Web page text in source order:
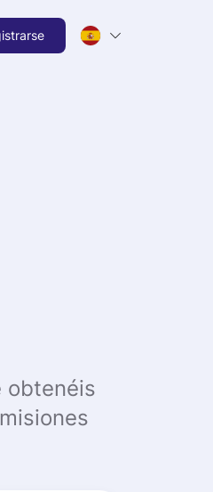
obtenéis